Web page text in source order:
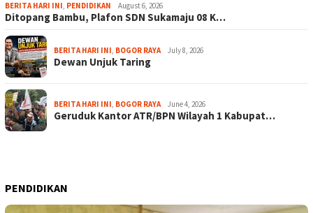
BERITA HARI INI, PENDIDIKAN August 6, 2026
Ditopang Bambu, Plafon SDN Sukamaju 08 K…
BERITA HARI INI, BOGOR RAYA July 8, 2026
Dewan Unjuk Taring
BERITA HARI INI, BOGOR RAYA June 4, 2026
Geruduk Kantor ATR/BPN Wilayah 1 Kabupat…
PENDIDIKAN